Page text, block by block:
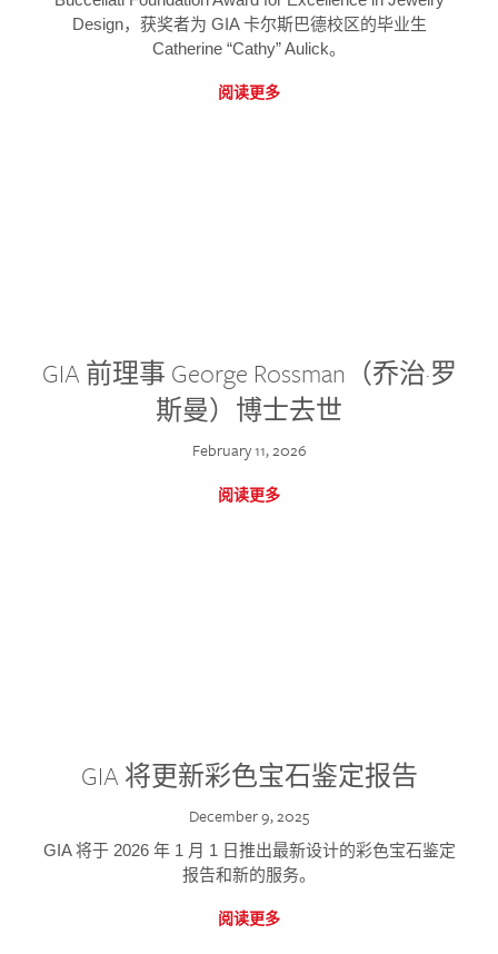
Design，获奖者为 GIA 卡尔斯巴德校区的毕业生
Catherine “Cathy” Aulick。
阅读更多
GIA 前理事 George Rossman（乔治·罗
斯曼）博士去世
February 11, 2026
阅读更多
GIA 将更新彩色宝石鉴定报告
December 9, 2025
GIA 将于 2026 年 1 月 1 日推出最新设计的彩色宝石鉴定
报告和新的服务。
阅读更多